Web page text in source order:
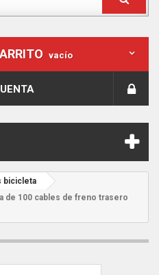
vacío
bicicleta
de 100 cables de freno trasero